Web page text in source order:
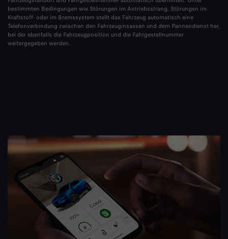
bestimmten Bedingungen wie Störungen im Antriebsstrang, Störungen im
Kraftstoff- oder im Bremssystem stellt das Fahrzeug automatisch eine
Telefonverbindung zwischen den Fahrzeuginsassen und dem Pannendienst her,
bei der ebenfalls die Fahrzeugposition und die Fahrgestellnummer
weitergegeben werden.